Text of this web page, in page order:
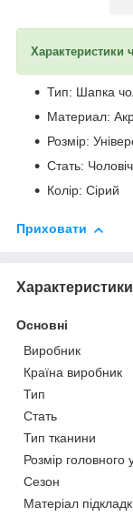
Характеристики
Тип: Шапка
Материал:
Розмір:
Стать:
Колір: Сірий
Приховати
Характеристики
Основні
Виробник
Країна виробник
Тип
Стать
Тип тканини
Розмір головного
Сезон
Матеріал